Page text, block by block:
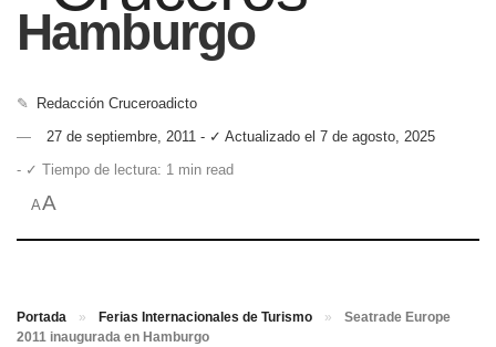
Hamburgo
✎
Redacción Cruceroadicto
27 de septiembre, 2011 - ✓ Actualizado el 7 de agosto, 2025
- ✓ Tiempo de lectura: 1 min read
AA
Portada » Ferias Internacionales de Turismo »
Seatrade Europe
2011 inaugurada en Hamburgo